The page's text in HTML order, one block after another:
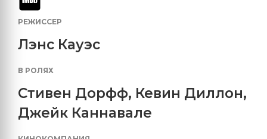
РЕЖИССЕР
Лэнс Кауэс
В РОЛЯХ
Стивен Дорфф, Кевин Диллон,
Джейк Каннавале